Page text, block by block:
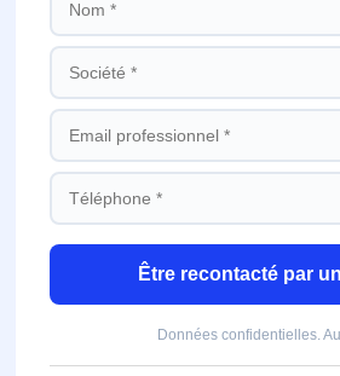
Être recontacté par
Données confidentielles.